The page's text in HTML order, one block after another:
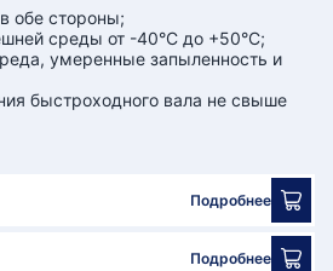
обе стороны;
среды от -40°С до +50°С;
умеренные запыленность и
быстроходного вала не свыше
Подробнее
Подробнее